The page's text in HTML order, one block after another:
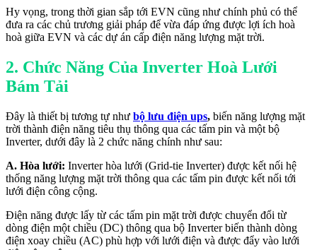
Hy vọng, trong thời gian sắp tới EVN cũng như chính phủ có thể
đưa ra các chủ trương giải pháp để vừa đáp ứng được lợi ích hoà
hoà giữa EVN và các dự án cấp điện năng lượng mặt trời.
2. Chức Năng Của Inverter Hoà Lưới
Bám Tải
Đây là thiết bị tương tự như bộ lưu điện ups, biến năng lượng mặt
trời thành điện năng tiêu thụ thông qua các tấm pin và một bộ
Inverter, dưới đây là 2 chức năng chính như sau:
A. Hòa lưới: Inverter hòa lưới (Grid-tie Inverter) được kết nối hệ
thống năng lượng mặt trời thông qua các tấm pin được kết nối tới
lưới điện công cộng.
Điện năng được lấy từ các tấm pin mặt trời được chuyển đổi từ
dòng điện một chiều (DC) thông qua bộ Inverter biến thành dòng
điện xoay chiều (AC) phù hợp với lưới điện và được đẩy vào lưới